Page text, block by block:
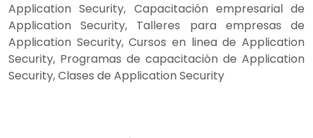
Application Security, Capacitación empresarial de
Application Security, Talleres para empresas de
Application Security, Cursos en linea de Application
Security, Programas de capacitación de Application
Security, Clases de Application Security